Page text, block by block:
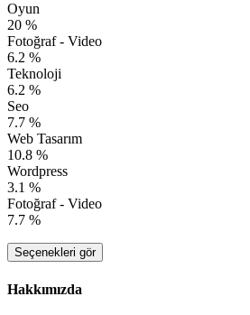
Oyun
20 %
Fotoğraf - Video
6.2 %
Teknoloji
6.2 %
Seo
7.7 %
Web Tasarım
10.8 %
Wordpress
3.1 %
Fotoğraf - Video
7.7 %
Seçenekleri gör
Hakkımızda